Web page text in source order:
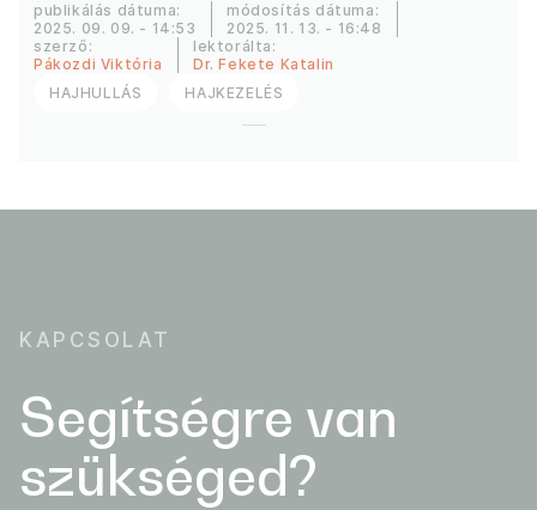
publikálás dátuma:
2025. 09. 09. - 14:53
módosítás dátuma:
2025. 11. 13. - 16:48
szerző:
Pákozdi Viktória
lektorálta:
Dr. Fekete Katalin
HAJHULLÁS
HAJKEZELÉS
KAPCSOLAT
Segítségre van
szükséged?